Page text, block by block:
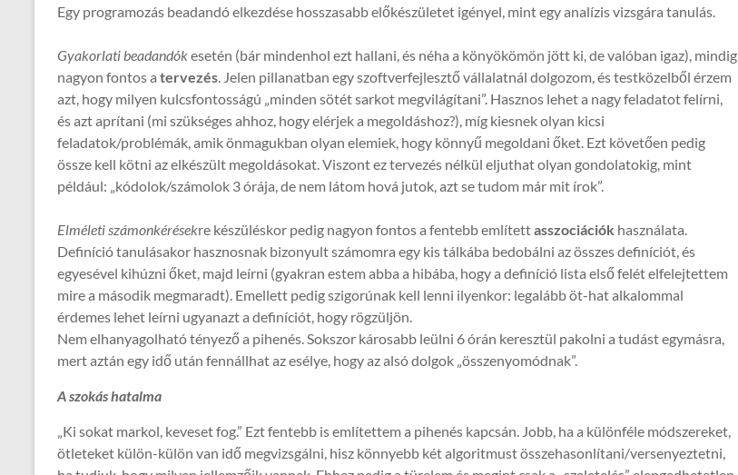
Egy programozás beadandó elkezdése hosszasabb előkészületet igényel, mint egy analízis vizsgára tanulás.
Gyakorlati beadandókesetén (bár mindenhol ezt hallani, és néha a könyökömön jött ki, de valóban igaz), mindig
nagyon fontos a tervezés. Jelen pillanatban egy szoftverfejlesztő vállalatnál dolgozom, és testközelből érzem
azt, hogy milyen kulcsfontosságú „minden sötét sarkot megvilágítani”. Hasznos lehet a nagy feladatot felírni,
és azt aprítani (mi szükséges ahhoz, hogy elérjek a megoldáshoz?), míg kiesnek olyan kicsi
feladatok/problémák, amik önmagukban olyan elemiek, hogy könnyű megoldani őket. Ezt követően pedig
össze kell kötni az elkészült megoldásokat. Viszont ez tervezés nélkül eljuthat olyan gondolatokig, mint
például: „kódolok/számolok 3 órája, de nem látom hová jutok, azt se tudom már mit írok”.
Elméleti számonkérésekre készüléskor pedig nagyon fontos a fentebb említettasszociációk használata.
Definíció tanulásakor hasznosnak bizonyult számomra egy kis tálkába bedobálni az összes definíciót, és
egyesével kihúzni őket, majd leírni (gyakran estem abba a hibába, hogy a definíció lista első felét elfelejtettem
mire a második megmaradt). Emellett pedig szigorúnak kell lenni ilyenkor: legalább öt-hat alkalommal
érdemes lehet leírni ugyanazt a definíciót, hogy rögzüljön.
Nem elhanyagolható tényező a pihenés. Sokszor károsabb leülni 6 órán keresztül pakolni a tudást egymásra,
mert aztán egy idő után fennállhat az esélye, hogy az alsó dolgok „összenyomódnak”.
A szokás hatalma
„Ki sokat markol, keveset fog.” Ezt fentebb is említettem a pihenés kapcsán. Jobb, ha a különféle módszereket,
ötleteket külön-külön van idő megvizsgálni, hisz könnyebb két algoritmust összehasonlítani/versenyeztetni,